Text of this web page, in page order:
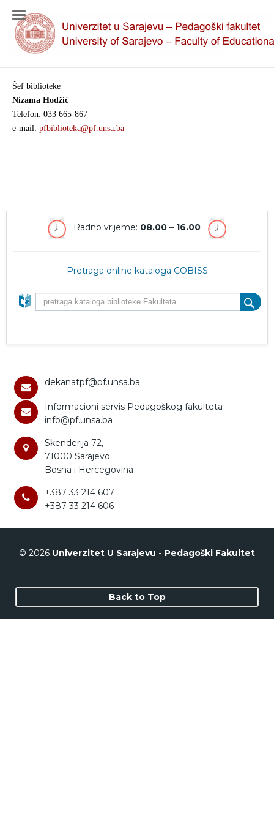
Šef biblioteke
Nizama Hodžić
Telefon: 033 665-867
e-mail: pfbiblioteka@pf.unsa.ba
Radno vrijeme: 08.00 – 16.00
Pretraga online kataloga COBISS
dekanatpf@pf.unsa.ba
Informacioni servis Pedagoškog fakulteta
info@pf.unsa.ba
Skenderija 72,
71000 Sarajevo
Bosna i Hercegovina
+387 33 214 607
+387 33 214 606
© 2026 Univerzitet U Sarajevu - Pedagoški Fakultet
Back to Top